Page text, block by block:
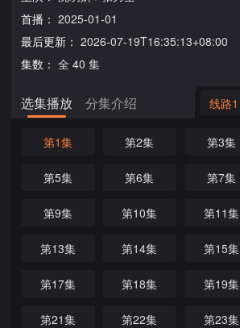
首播： 2025-01-01
最后更新： 2026-07-19T16:35:13+08:00
集数： 全 40 集
选集播放 分集介绍 线路1
第1集 第2集 第3集
第5集 第6集 第7集
第9集 第10集 第11集
第13集 第14集 第15集
第17集 第18集 第19集
第21集 第22集 第23集